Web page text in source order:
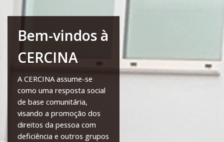
Bem-vindos à
CERCINA
A CERCINA assume-se
como uma resposta social
de base comunitária,
visando a promoção dos
direitos da pessoa com
deficiência e outros grupos